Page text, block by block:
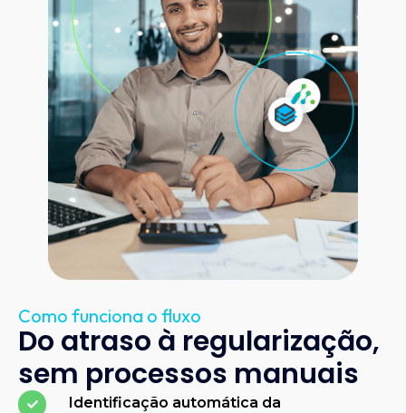
Como funciona o fluxo
Do atraso à regularização,
sem processos manuais
Identificação automática da